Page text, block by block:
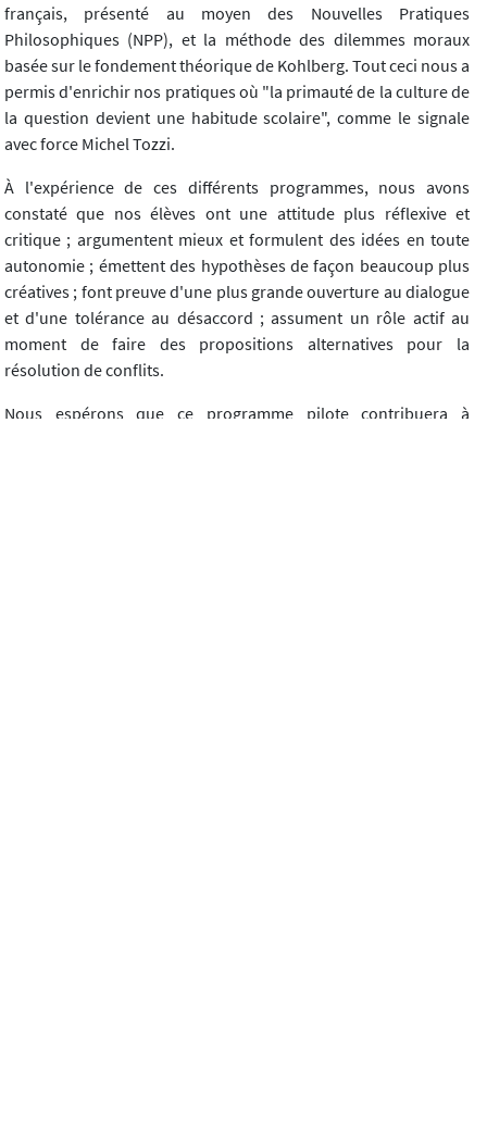
français, présenté au moyen des Nouvelles Pratiques
Philosophiques (NPP), et la méthode des dilemmes moraux
basée sur le fondement théorique de Kohlberg. Tout ceci nous a
permis d'enrichir nos pratiques où "la primauté de la culture de
la question devient une habitude scolaire", comme le signale
avec force Michel Tozzi.
À l'expérience de ces différents programmes, nous avons
constaté que nos élèves ont une attitude plus réflexive et
critique ; argumentent mieux et formulent des idées en toute
autonomie ; émettent des hypothèses de façon beaucoup plus
créatives ; font preuve d'une plus grande ouverture au dialogue
et d'une tolérance au désaccord ; assument un rôle actif au
moment de faire des propositions alternatives pour la
résolution de conflits.
Nous espérons que ce programme pilote contribuera à